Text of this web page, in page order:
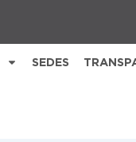
SEDES